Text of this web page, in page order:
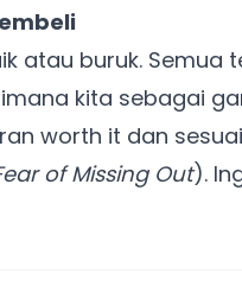
atau buruk.
kita sebagai
worth it dan
of Missing Out).
Lain kali saja